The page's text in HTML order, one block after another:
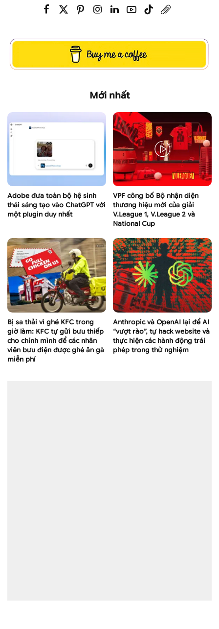
Mới nhất
Adobe đưa toàn bộ hệ sinh
thái sáng tạo vào ChatGPT với
một plugin duy nhất
VPF công bố Bộ nhận diện
thương hiệu mới của giải
V.League 1, V.League 2 và
National Cup
Bị sa thải vì ghé KFC trong
giờ làm: KFC tự gửi bưu thiếp
cho chính mình để các nhân
viên bưu điện được ghé ăn gà
miễn phí
Anthropic và OpenAI lại để AI
“vượt rào”, tự hack website và
thực hiện các hành động trái
phép trong thử nghiệm